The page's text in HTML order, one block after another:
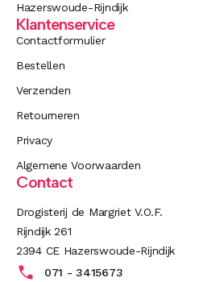
Hazerswoude-Rijndijk
Klantenservice
Contactformulier
Bestellen
Verzenden
Retourneren
Privacy
Algemene Voorwaarden
Contact
Drogisterij de Margriet V.O.F.
Rijndijk 261
2394 CE Hazerswoude-Rijndijk
071 - 3415673